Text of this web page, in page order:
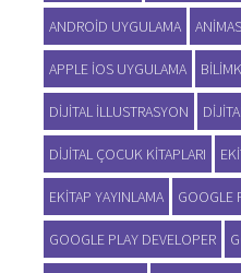
ANDROID UYGULAMA
APPLE IOS UYGULAMA
DIJITAL ILLUSTRASYON
DIJITAL ÇOCUK KITAPLARI
EKITAP YAYINLAMA GOOGLE
GOOGLE PLAY DEVELOPER